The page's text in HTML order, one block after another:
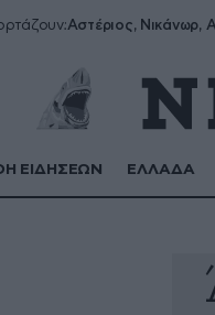
Αστέριος, Νικάνωρ,
ΕΙΔΗΣΕΩΝ ΕΛΛΑΔΑ